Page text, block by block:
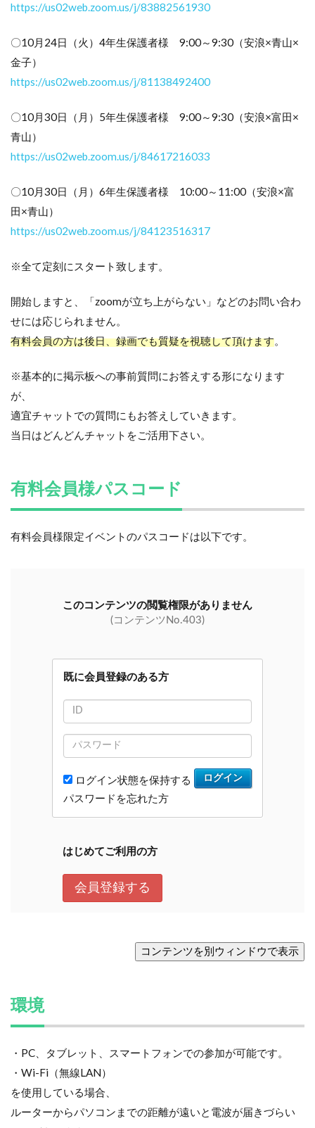
https://us02web.zoom.us/j/83882561930
〇10月24日（火）4年生保護者様 9:00～9:30（安浪×青山×
金子）
https://us02web.zoom.us/j/81138492400
〇10月30日（月）5年生保護者様 9:00～9:30（安浪×富田×
青山）
https://us02web.zoom.us/j/84617216033
〇10月30日（月）6年生保護者様 10:00～11:00（安浪×富
田×青山）
https://us02web.zoom.us/j/84123516317
※全て定刻にスタート致します。
開始しますと、「zoomが立ち上がらない」などのお問い合わ
せには応じられません。
有料会員の方は後日、録画でも質疑を視聴して頂けます。
※基本的に掲示板への事前質問にお答えする形になります
が、
適宜チャットでの質問にもお答えしていきます。
当日はどんどんチャットをご活用下さい。
有料会員様パスコード
有料会員様限定イベントのパスコードは以下です。
環境
・PC、タブレット、スマートフォンでの参加が可能です。
・Wi-Fi（無線LAN）
を使用している場合、
ルーターからパソコンまでの距離が遠いと電波が届きづらい